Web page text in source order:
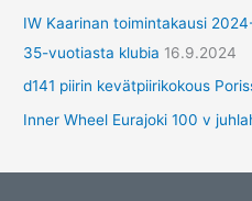
IW Kaarinan toimintakausi
35-vuotiasta klubia 16.9.2024
d141 piirin kevätpiirikokous
Inner Wheel Eurajoki 100 v